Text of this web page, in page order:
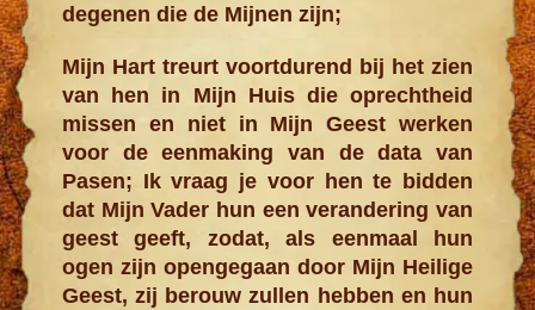
degenen die de Mijnen zijn;
Mijn Hart treurt voortdurend bij het zien
van hen in Mijn Huis die oprechtheid
missen en niet in Mijn Geest werken
voor de eenmaking van de data van
Pasen; Ik vraag je voor hen te bidden
dat Mijn Vader hun een verandering van
geest geeft, zodat, als eenmaal hun
ogen zijn opengegaan door Mijn Heilige
Geest, zij berouw zullen hebben en hun